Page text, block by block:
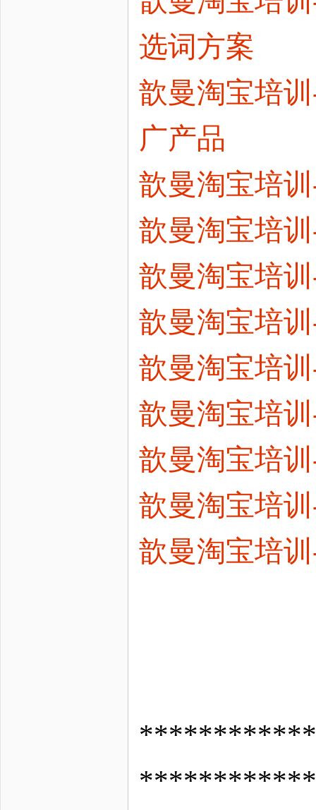
选词方案
歆曼淘宝培
广产品
歆曼淘宝培
歆曼淘宝培
歆曼淘宝培
歆曼淘宝培
歆曼淘宝培
歆曼淘宝培
歆曼淘宝培
歆曼淘宝培
歆曼淘宝培